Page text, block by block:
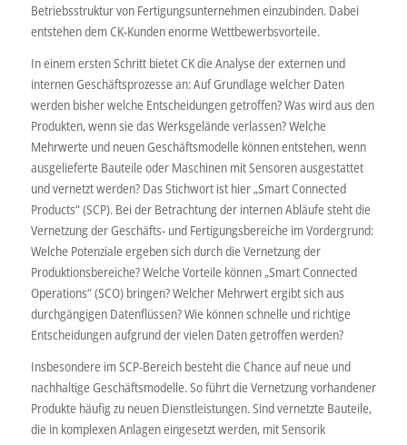
Betriebsstruktur von Fertigungsunternehmen einzubinden. Dabei
entstehen dem CK-Kunden enorme Wettbewerbsvorteile.
In einem ersten Schritt bietet CK die Analyse der externen und
internen Geschäftsprozesse an: Auf Grundlage welcher Daten
werden bisher welche Entscheidungen getroffen? Was wird aus den
Produkten, wenn sie das Werksgelände verlassen? Welche
Mehrwerte und neuen Geschäftsmodelle können entstehen, wenn
ausgelieferte Bauteile oder Maschinen mit Sensoren ausgestattet
und vernetzt werden? Das Stichwort ist hier „Smart Connected
Products“ (SCP). Bei der Betrachtung der internen Abläufe steht die
Vernetzung der Geschäfts- und Fertigungsbereiche im Vordergrund:
Welche Potenziale ergeben sich durch die Vernetzung der
Produktionsbereiche? Welche Vorteile können „Smart Connected
Operations“ (SCO) bringen? Welcher Mehrwert ergibt sich aus
durchgängigen Datenflüssen? Wie können schnelle und richtige
Entscheidungen aufgrund der vielen Daten getroffen werden?
Insbesondere im SCP-Bereich besteht die Chance auf neue und
nachhaltige Geschäftsmodelle. So führt die Vernetzung vorhandener
Produkte häufig zu neuen Dienstleistungen. Sind vernetzte Bauteile,
die in komplexen Anlagen eingesetzt werden, mit Sensorik